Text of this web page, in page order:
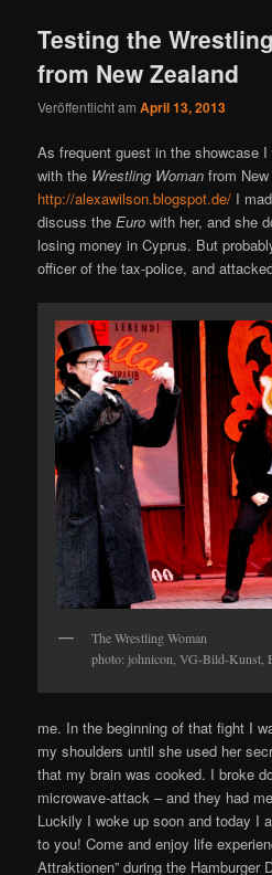
Testing the
from New Zealand
Veröffentlicht amApril 13, 2013
As frequent guest in the showcase
with the Wrestling Woman from
http://alexawilson.blogspot.de/ I
discuss theEuro with her, and she
losing money in Cyprus. But
officer of the tax-police, and
The Wrestling Woman
photo: johnicon, VG-Bild-Kunst,
me. In the beginning of that fight I
my shoulders until she used her
that my brain was cooked. I broke
microwave-attack – and they had
Luckily I woke up soon and today I
to you! Come and enjoy life
Attraktionen” during the Hamburger